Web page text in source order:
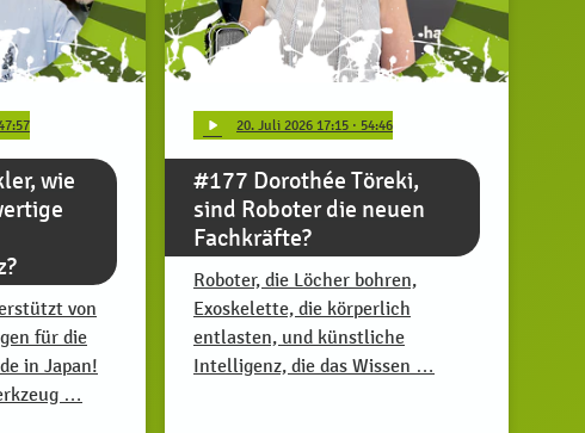
wie
von
für die
in Japan!
…
play_arrow 20. Juli 2026 17:15 · 54:46
#177 Dorothée Töreki,
sind Roboter die neuen
Fachkräfte?
Roboter, die Löcher bohren,
Exoskelette, die körperlich
entlasten, und künstliche
Intelligenz, die das Wissen …